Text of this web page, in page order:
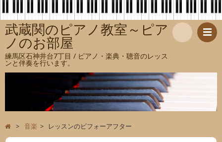
武蔵関のピアノ教室～ピア
ノのお部屋
練馬区石神井台7丁目 / ピアノ・楽典・聴音のレッス
ンと伴奏を行います。
索
> 音楽 > レッスンのビフォーアフター